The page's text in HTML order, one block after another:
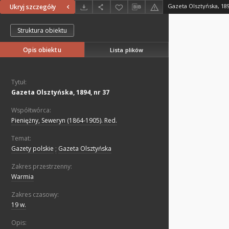
Ukryj szczegóły Gazeta Olsztyńska,
Struktura obiektu
Opis obiektu Lista plików
Tytuł:
Gazeta Olsztyńska, 1894, nr 37
Współtwórca:
Pieniężny, Seweryn (1864-1905). Red.
Temat:
Gazety polskie ; Gazeta Olsztyńska
Zakres przestrzenny:
Warmia
Zakres czasowy:
19 w.
Opis: